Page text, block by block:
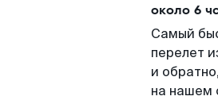
около 6
Самый
перелет
и
на нашем